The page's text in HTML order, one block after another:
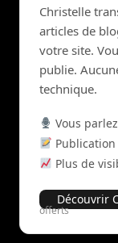
Christelle
articles de
votre site.
publie.
technique.
Vous
Plus de
Découvrir
offerts